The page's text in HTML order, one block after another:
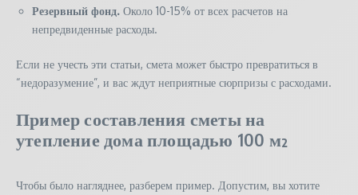
Резервный фонд. Около 10-15% от всех расчетов на
непредвиденные расходы.
Если не учесть эти статьи, смета может быстро превратиться в
“недоразумение”, и вас ждут неприятные сюрпризы с расходами.
Пример составления сметы на
утепление дома площадью 100 м²
Чтобы было нагляднее, разберем пример. Допустим, вы хотите